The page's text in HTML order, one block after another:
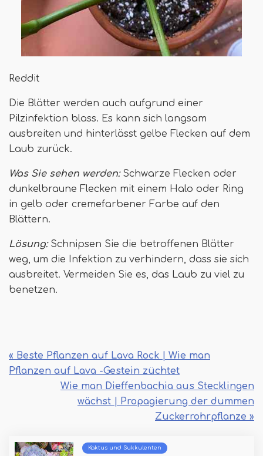
Reddit
Die Blätter werden auch aufgrund einer
Pilzinfektion blass. Es kann sich langsam
ausbreiten und hinterlässt gelbe Flecken auf dem
Laub zurück.
Was Sie sehen werden: Schwarze Flecken oder
dunkelbraune Flecken mit einem Halo oder Ring
in gelb oder cremefarbener Farbe auf den
Blättern.
Lösung: Schnipsen Sie die betroffenen Blätter
weg, um die Infektion zu verhindern, dass sie sich
ausbreitet. Vermeiden Sie es, das Laub zu viel zu
benetzen.
« Beste Pflanzen auf Lava Rock | Wie man
Pflanzen auf Lava -Gestein züchtet
Wie man Dieffenbachia aus Stecklingen
wächst | Propagierung der dummen
Zuckerrohrpflanze »
Kaktus und Sukkulenten